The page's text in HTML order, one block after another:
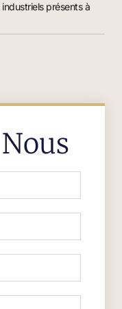
présents à